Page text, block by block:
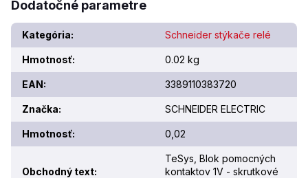
Dodatočné parametre
Kategória: Schneider stýkače relé
Hmotnosť: 0.02 kg
EAN: 3389110383720
Značka: SCHNEIDER ELECTRIC
Hmotnosť: 0,02
Obchodný text:
TeSys, Blok pomocných
kontaktov 1V - skrutkové